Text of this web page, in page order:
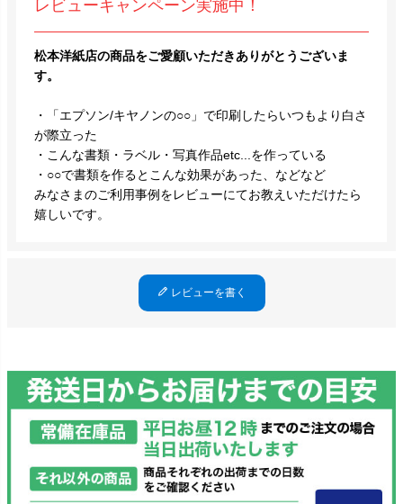
レビューキャンペーン実施中！
松本洋紙店の商品をご愛顧いただきありがとうございま
す。
・「エプソン/キヤノンの○○」で印刷したらいつもより白さ
が際立った
・こんな書類・ラベル・写真作品etc...を作っている
・○○で書類を作るとこんな効果があった、などなど
みなさまのご利用事例をレビューにてお教えいただけたら
嬉しいです。
レビューを書く